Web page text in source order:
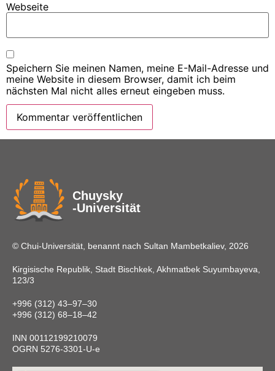
Webseite
Speichern Sie meinen Namen, meine E-Mail-Adresse und
meine Website in diesem Browser, damit ich beim
nächsten Mal nicht alles erneut eingeben muss.
Chuysky
-Universität
© Chui-Universität, benannt nach Sultan Mambetkaliev, 2026
Kirgisische Republik, Stadt Bischkek, Akhmatbek Suyumbayeva,
123/3
+996 (312) 43‒97‒30
+996 (312) 68‒18‒42
INN 00112199210079
OGRN 5276-3301-U-e